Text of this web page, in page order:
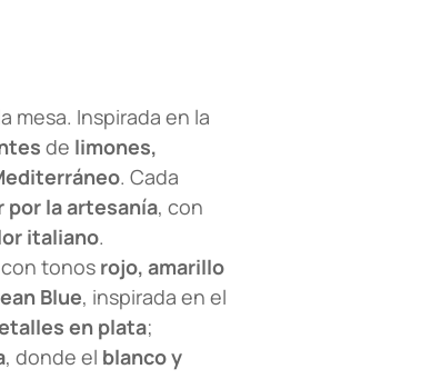
mesa. Inspirada en la
de limones,
. Cada
por la artesanía, con
italiano.
tonos rojo, amarillo
Blue, inspirada en el
en plata;
, donde el blanco y